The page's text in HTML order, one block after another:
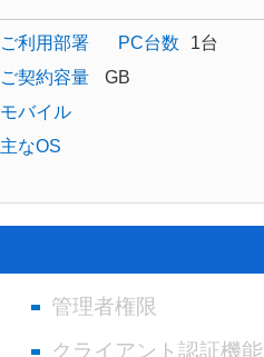
ご利用部署 PC台数
1台
ご契約容量
GB
モバイル
主なOS
管理者権限
クライアント認証機能